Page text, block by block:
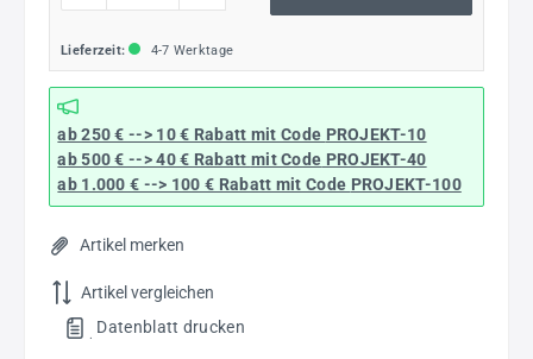
Lieferzeit: 4-7 Werktage
ab 250 € --> 10 € Rabatt mit Code PROJEKT-10
ab 500 € --> 40 € Rabatt mit Code PROJEKT-40
ab 1.000 € --> 100 € Rabatt mit Code PROJEKT-100
Artikel merken
Artikel vergleichen
. Datenblatt drucken